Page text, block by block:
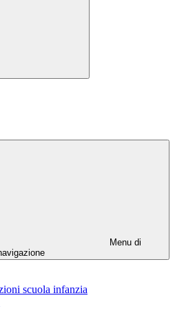
Menu di
scuola infanzia